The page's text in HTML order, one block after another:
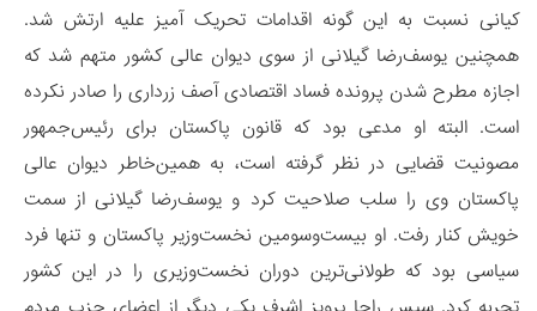
کیانی نسبت به این گونه اقدامات تحریک آمیز علیه ارتش شد.
همچنین یوسف‌رضا گیلانی از سوی دیوان عالی کشور متهم شد که
اجازه مطرح شدن پرونده فساد اقتصادی آصف زرداری را صادر نکرده
است. البته او مدعی بود که قانون پاکستان برای رئیس‌جمهور
مصونیت قضایی در نظر گرفته است، به همین‌خاطر دیوان عالی
پاکستان وی را سلب صلاحیت کرد و یوسف‌رضا گیلانی از سمت
خویش کنار رفت. او بیست‌وسومین نخست‌وزیر پاکستان و تنها فرد
سیاسی بود که طولانی‌ترین دوران نخست‌وزیری را در این کشور